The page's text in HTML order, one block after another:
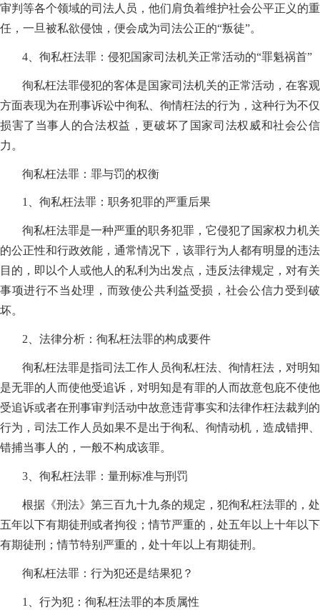
审判等各个领域的司法人员，他们肩负着维护社会公平正义的重
任，一旦被私欲侵蚀，便会成为司法公正的“叛徒”。
4、徇私枉法罪：侵犯国家司法机关正常活动的“罪魁祸首”
徇私枉法罪侵犯的客体是国家司法机关的正常活动，在客观
方面表现为在刑事诉讼中徇私、徇情枉法的行为，这种行为不仅
损害了当事人的合法权益，更破坏了国家司法权威和社会公信
力。
徇私枉法罪：罪与罚的权衡
1、徇私枉法罪：职务犯罪的严重后果
徇私枉法罪是一种严重的职务犯罪，它侵犯了国家权力机关
的公正性和行政效能，通常情况下，该罪行为人都有明显的违法
目的，即以个人或他人的私利为出发点，违反法律规定，对有关
事项进行不当处理，而致使公共利益受损，社会公信力受到破
坏。
2、法律分析：徇私枉法罪的构成要件
徇私枉法罪是指司法工作人员徇私枉法、徇情枉法，对明知
是无罪的人而使他受追诉，对明知是有罪的人而故意包庇不使他
受追诉或者在刑事审判活动中故意违背事实和法律作枉法裁判的
行为，司法工作人员如果不是出于徇私、徇情动机，造成错押、
错捕当事人的，一般不构成该罪。
3、徇私枉法罪：量刑标准与刑罚
根据《刑法》第三百九十九条的规定，犯徇私枉法罪的，处
五年以下有期徒刑或者拘役；情节严重的，处五年以上十年以下
有期徒刑；情节特别严重的，处十年以上有期徒刑。
徇私枉法罪：行为犯还是结果犯？
1、行为犯：徇私枉法罪的本质属性